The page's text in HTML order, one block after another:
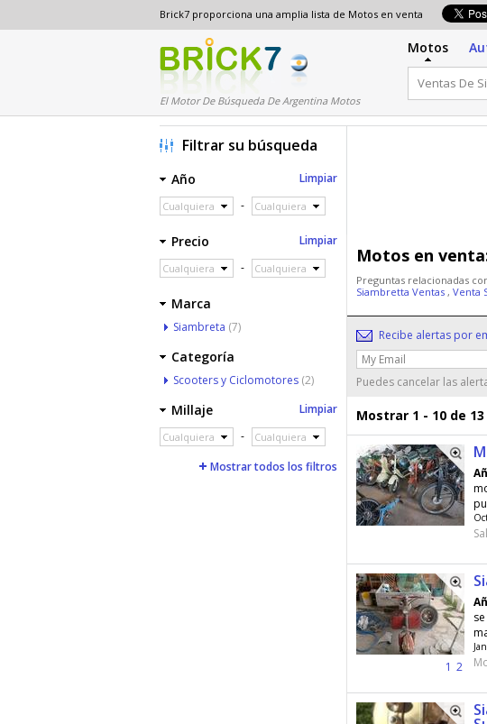
Brick7 proporciona una amplia lista de Motos en venta
El Motor De Búsqueda De Argentina Motos
Motos
Motos en
Preguntas relacionadas
Siambretta Ventas , Venta
Recibe alertas por
Puedes cancelar las
Mostrar 1 - 10 de 13
1 2
Filtrar su búsqueda
Año Limpiar
Cualquiera - Cualquiera
Precio Limpiar
Cualquiera - Cualquiera
Marca
Siambreta (7)
Categoría
Scooters y Ciclomotores (2)
Millaje Limpiar
Cualquiera - Cualquiera
Mostrar todos los filtros